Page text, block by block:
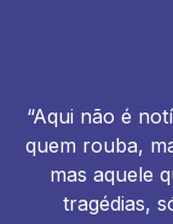
“Aqui não é
quem rouba,
mas aquele
tragédias,